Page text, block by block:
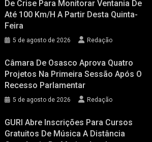
De Crise Para Monitorar Ventania De
Até 100 Km/h A Partir Desta Quinta-
Feira
5 de agosto de 2026 Redação
Câmara De Osasco Aprova Quatro
Projetos Na Primeira Sessão Após O
Recesso Parlamentar
5 de agosto de 2026 Redação
GURI Abre Inscrições Para Cursos
Gratuitos De Música A Distância